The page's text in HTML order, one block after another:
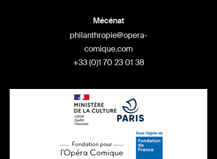
Mécénat
philanthropie@opera-
comique.com
+33 (0)1 70 23 01 38